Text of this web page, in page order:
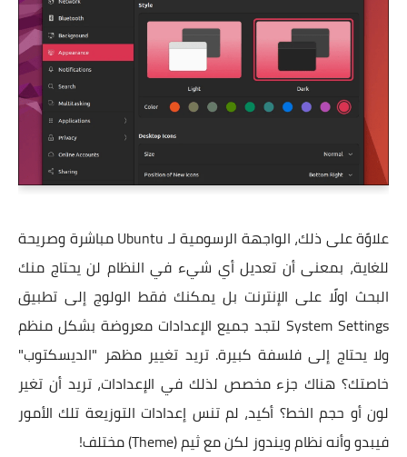
علاوًة على ذلك، الواجهة الرسومية لـ Ubuntu مباشرة وصريحة
للغاية، بمعنى أن تعديل أي شيء في النظام لن يحتاج منك
البحث اولًا على الإنترنت بل يمكنك فقط الولوج إلى تطبيق
System Settings لتجد جميع الإعدادات معروضة بشكل منظم
ولا يحتاج إلى فلسفة كبيرة. تريد تغيير مظهر "الديسكتوب"
خاصتك؟ هناك جزء مخصص لذلك في الإعدادات، تريد أن تغير
لون أو حجم الخط؟ أكيد، لم تنس إعدادات التوزيعة تلك الأمور
فيبدو وأنه نظام ويندوز لكن مع ثيم (Theme) مختلف!